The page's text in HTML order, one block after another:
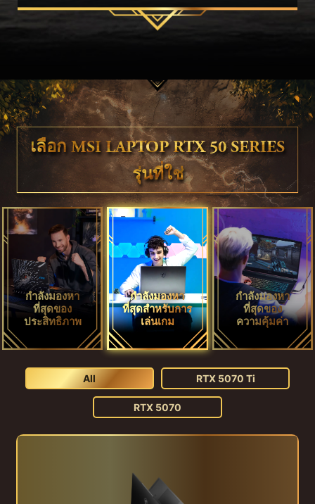
เลือก MSI LAPTOP RTX 50 SERIES
รุ่นที่ใช่
กำลังมองหา
ที่สุดของ
ประสิทธิภาพ
กำลังมองหา
ที่สุดสำหรับการ
เล่นเกม
กำลังมองหา
ที่สุดของ
ความคุ้มค่า
All RTX 5070 Ti
RTX 5070